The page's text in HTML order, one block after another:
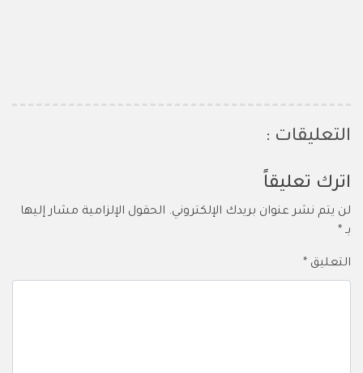
التعليقات :
اترك تعليقاً
لن يتم نشر عنوان بريدك الإلكتروني. الحقول الإلزامية مشار إليها
بـ *
التعليق *